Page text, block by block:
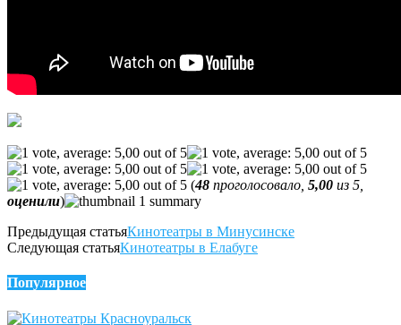
(48 проголосовало, 5,00 из 5,
оценили)
Предыдущая статьяКинотеатры в Минусинске
Следующая статьяКинотеатры в Елабуге
Популярное